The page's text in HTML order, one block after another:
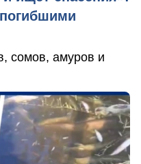
сомов, амуров и